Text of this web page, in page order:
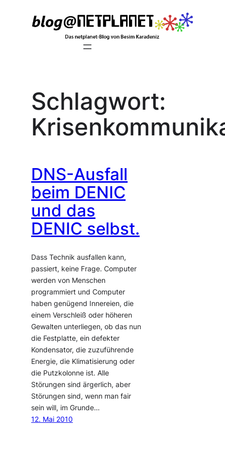
Schlagwort:
DNS-Ausfall
beim DENIC
und das
DENIC selbst.
Dass Technik ausfallen kann,
passiert, keine Frage. Computer
werden von Menschen
programmiert und Computer
haben genügend Innereien, die
einem Verschleiß oder höheren
Gewalten unterliegen, ob das nun
die Festplatte, ein defekter
Kondensator, die zuzuführende
Energie, die Klimatisierung oder
die Putzkolonne ist. Alle
Störungen sind ärgerlich, aber
Störungen sind, wenn man fair
sein will, im Grunde…
12. Mai 2010